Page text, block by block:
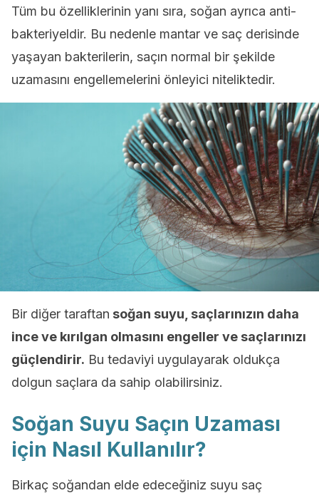
Tüm bu özelliklerinin yanı sıra, soğan ayrıca anti-
bakteriyeldir. Bu nedenle mantar ve saç derisinde
yaşayan bakterilerin, saçın normal bir şekilde
uzamasını engellemelerini önleyici niteliktedir.
Bir diğer taraftan soğan suyu, saçlarınızın daha
ince ve kırılgan olmasını engeller ve saçlarınızı
güçlendirir. Bu tedaviyi uygulayarak oldukça
dolgun saçlara da sahip olabilirsiniz.
Soğan Suyu Saçın Uzaması
için Nasıl Kullanılır?
Birkaç soğandan elde edeceğiniz suyu saç